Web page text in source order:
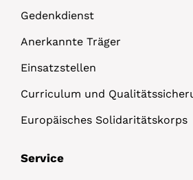
Gedenkdienst
Anerkannte Träger
Einsatzstellen
Curriculum und
Europäisches Solidaritätskorps
Service